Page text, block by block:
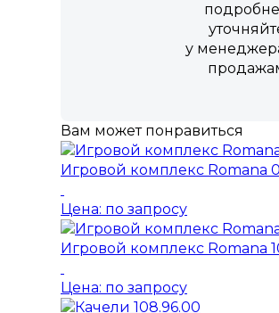
у
Вам может понравиться
Игровой комплекс Romana
Цена: по запросу
Игровой комплекс Romana
Цена: по запросу